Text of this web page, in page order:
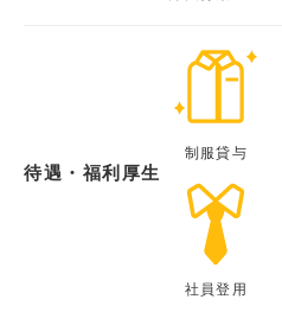
待遇・福利厚生
制服貸与
社員登用